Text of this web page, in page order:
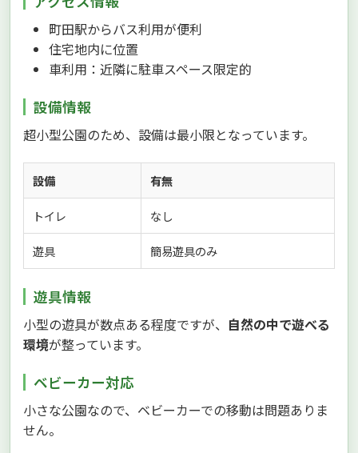
町田駅からバス利用が便利
住宅地内に位置
車利用：近隣に駐車スペース限定的
設備情報
超小型公園のため、設備は最小限となっています。
設備 有無
トイレ なし
遊具 簡易遊具のみ
遊具情報
小型の遊具が数点ある程度ですが、 自然の中で遊べる
環境が整っています。
ベビーカー対応
小さな公園なので、ベビーカーでの移動は問題ありま
せん。